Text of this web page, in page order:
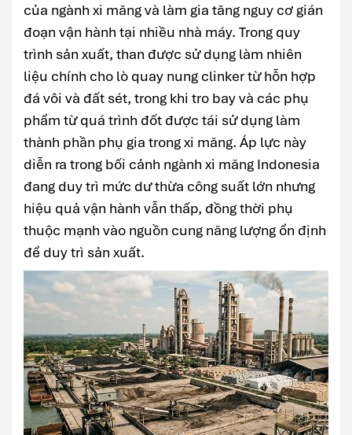
của ngành xi măng và làm gia tăng nguy cơ gián
đoạn vận hành tại nhiều nhà máy. Trong quy
trình sản xuất, than được sử dụng làm nhiên
liệu chính cho lò quay nung clinker từ hỗn hợp
đá vôi và đất sét, trong khi tro bay và các phụ
phẩm từ quá trình đốt được tái sử dụng làm
thành phần phụ gia trong xi măng. Áp lực này
diễn ra trong bối cảnh ngành xi măng Indonesia
đang duy trì mức dư thừa công suất lớn nhưng
hiệu quả vận hành vẫn thấp, đồng thời phụ
thuộc mạnh vào nguồn cung năng lượng ổn định
để duy trì sản xuất.